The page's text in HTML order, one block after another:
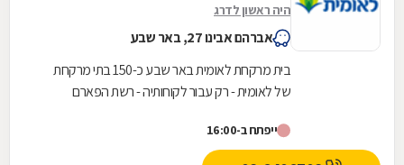
היה ראשון לדרג
אברהם אבינו 27, באר שבע
בית מרקחת לאומית באר שבע כ-150 בתי מרקחת
של לאומית - רק עבור לקוחותיה - רשת הפארם
ייפתח ב-16:00